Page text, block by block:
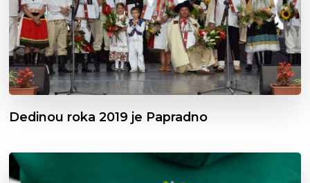
Dedinou roka 2019 je Papradno